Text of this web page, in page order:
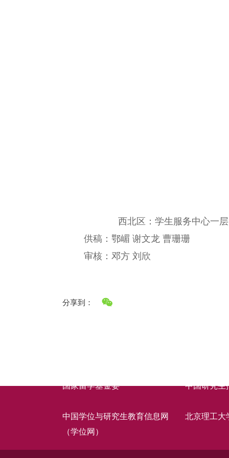
西北区：学生服务中心一
供稿：鄂嵋 谢文龙 曹珊珊
审核：邓方 刘欣
分享到：
国家留学基金委 中国研究生
中国学位与研究生教育信息网
（学位网）
北京理工大